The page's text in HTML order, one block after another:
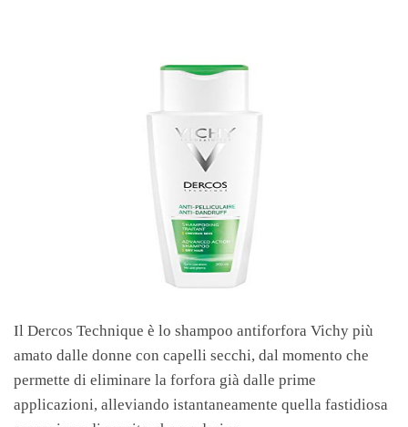
Il Dercos Technique è lo shampoo antiforfora Vichy più
amato dalle donne con capelli secchi, dal momento che
permette di eliminare la forfora già dalle prime
applicazioni, alleviando istantaneamente quella fastidiosa